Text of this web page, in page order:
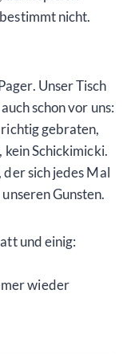
nicht.
Unser Tisch
schon vor uns:
gebraten,
kein Schickimicki.
der sich jedes Mal
Gunsten.
und einig:
wieder